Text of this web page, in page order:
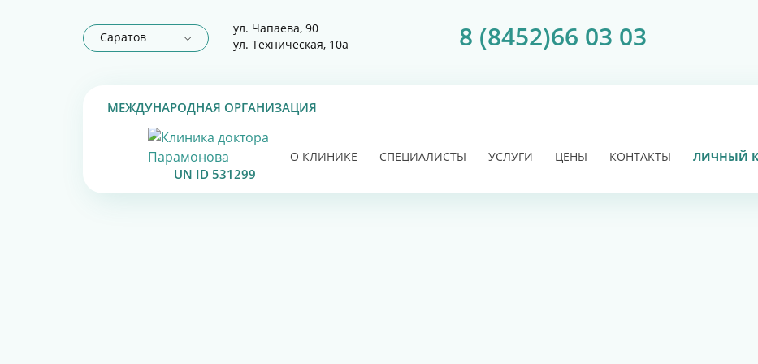
Саратов
ул. Чапаева, 90
ул. Техническая, 10а
8 (8452)66 03 03
МЕЖДУНАРОДНАЯ ОРГАНИЗАЦИЯ
UN ID 531299
О КЛИНИКЕ СПЕЦИАЛИСТЫ УСЛУГИ ЦЕНЫ КОНТАКТЫ ЛИЧНЫЙ